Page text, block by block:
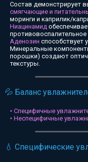
Состав демонстрирует
смягчающие и
моринги и каприлик/
Ниацинамид
противовоспалительное
Аденозин способствует
Минеральные
порошки) создают
текстуры.
💦 Баланс
• Специфичные
• Неспецифичные
💧 Специфические